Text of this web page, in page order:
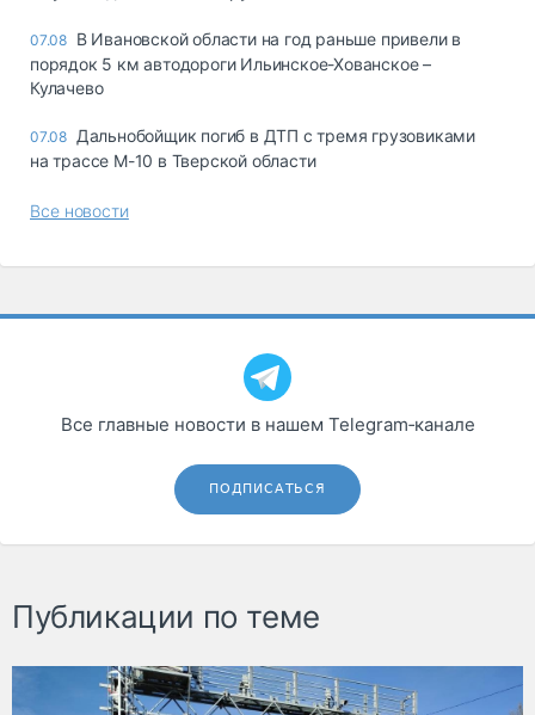
07.08 В Ивановской области на год раньше привели в
порядок 5 км автодороги Ильинское-Хованское –
Кулачево
07.08 Дальнобойщик погиб в ДТП с тремя грузовиками
на трассе М-10 в Тверской области
Все новости
Все главные новости в нашем Telegram‑канале
ПОДПИСАТЬСЯ
Публикации по теме